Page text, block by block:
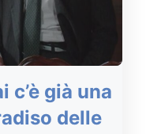
c’è già una
delle